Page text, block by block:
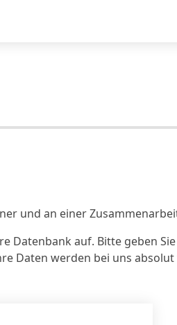
und an einer
auf. Bitte geben
Daten werden bei uns